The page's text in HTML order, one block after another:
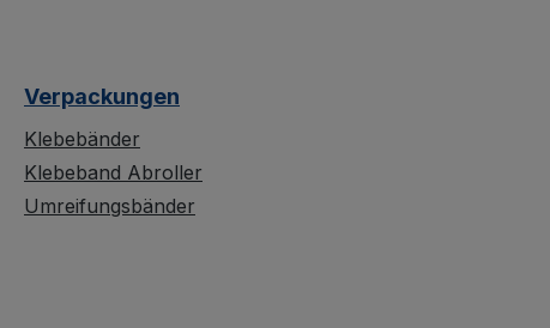
Verpackungen
Klebebänder
Klebeband Abroller
Umreifungsbänder